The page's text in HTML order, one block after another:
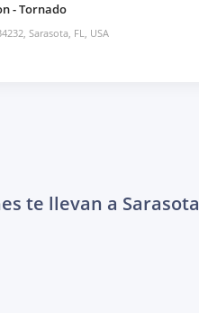
- Tornado
Sarasota, FL, USA
te llevan a Sarasota